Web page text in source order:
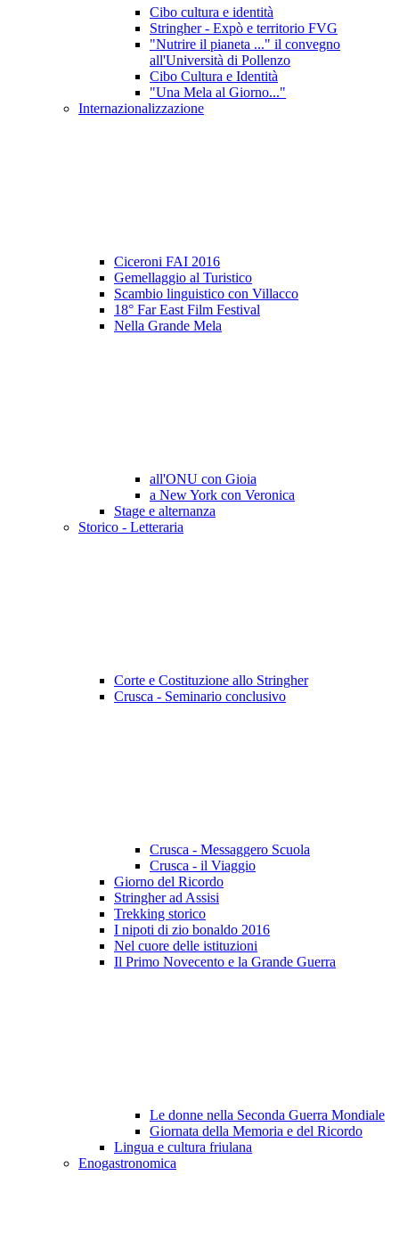
Cibo cultura e identità
Stringher - Expò e territorio FVG
"Nutrire il pianeta ..." il convegno
all'Università di Pollenzo
Cibo Cultura e Identità
"Una Mela al Giorno..."
Internazionalizzazione
Ciceroni FAI 2016
Gemellaggio al Turistico
Scambio linguistico con Villacco
18° Far East Film Festival
Nella Grande Mela
all'ONU con Gioia
a New York con Veronica
Stage e alternanza
Storico - Letteraria
Corte e Costituzione allo Stringher
Crusca - Seminario conclusivo
Crusca - Messaggero Scuola
Crusca - il Viaggio
Giorno del Ricordo
Stringher ad Assisi
Trekking storico
I nipoti di zio bonaldo 2016
Nel cuore delle istituzioni
Il Primo Novecento e la Grande Guerra
Le donne nella Seconda Guerra Mondiale
Giornata della Memoria e del Ricordo
Lingua e cultura friulana
Enogastronomica